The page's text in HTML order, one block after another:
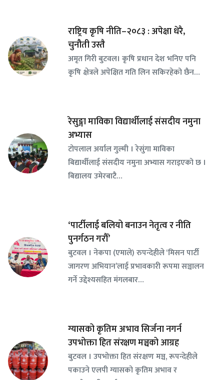
राष्ट्रिय कृषि नीति–२०८३ : अपेक्षा धेरै,
चुनौती उस्तै
अमृत गिरी बुटवल। कृषि प्रधान देश भनिए पनि
कृषि क्षेत्रले अपेक्षित गति लिन सकिरहेको छैन…
रेसुङ्गा माविका विद्यार्थीलाई संसदीय नमुना
अभ्यास
टोपलाल अर्याल गुल्मी । रेसुंगा माविका
बिद्यार्थीलाई संसदीय नमुना अभ्यास गराइएको छ ।
बिद्यालय उमेरबाटै…
‘पार्टीलाई बलियो बनाउन नेतृत्व र नीति
पुनर्गठन गरौँ’
बुटवल । नेकपा (एमाले) रुपन्देहीले ‘मिसन पार्टी
जागरण अभियान’लाई प्रभावकारी रूपमा सञ्चालन
गर्ने उद्देश्यसहित मंगलबार…
ग्यासको कृतिम अभाव सिर्जना नगर्न
उपभोक्ता हित संरक्षण मञ्चको आग्रह
बुटवल । उपभोक्ता हित संरक्षण मञ्च, रूपन्देहीले
पकाउने एलपी ग्यासको कृतिम अभाव र